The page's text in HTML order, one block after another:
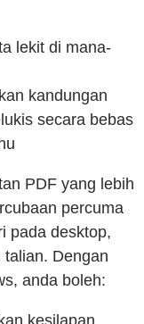
lekit di mana-
kandungan
secara bebas
PDF yang lebih
percuma
pada desktop,
Dengan
anda boleh:
kesilapan